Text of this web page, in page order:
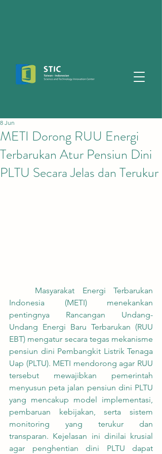
METI Dorong RUU Energi
Terbarukan Atur Pensiun Dini
PLTU Secara Jelas dan Terukur
8 Jun
Indonesia (METI) menekankan
pentingnya Rancangan Undang-
Undang Energi Baru Terbarukan (RUU
EBT) mengatur secara tegas mekanisme
pensiun dini Pembangkit Listrik Tenaga
Uap (PLTU). METI mendorong agar RUU
tersebut mewajibkan pemerintah
menyusun peta jalan pensiun dini PLTU
yang mencakup model implementasi,
pembaruan kebijakan, serta sistem
monitoring yang terukur dan
transparan. Kejelasan ini dinilai krusial
agar penghentian dini PLTU dapat